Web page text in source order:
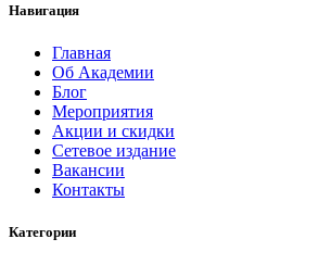
Навигация
Главная
Об Академии
Блог
Мероприятия
Акции и скидки
Сетевое издание
Вакансии
Контакты
Категории